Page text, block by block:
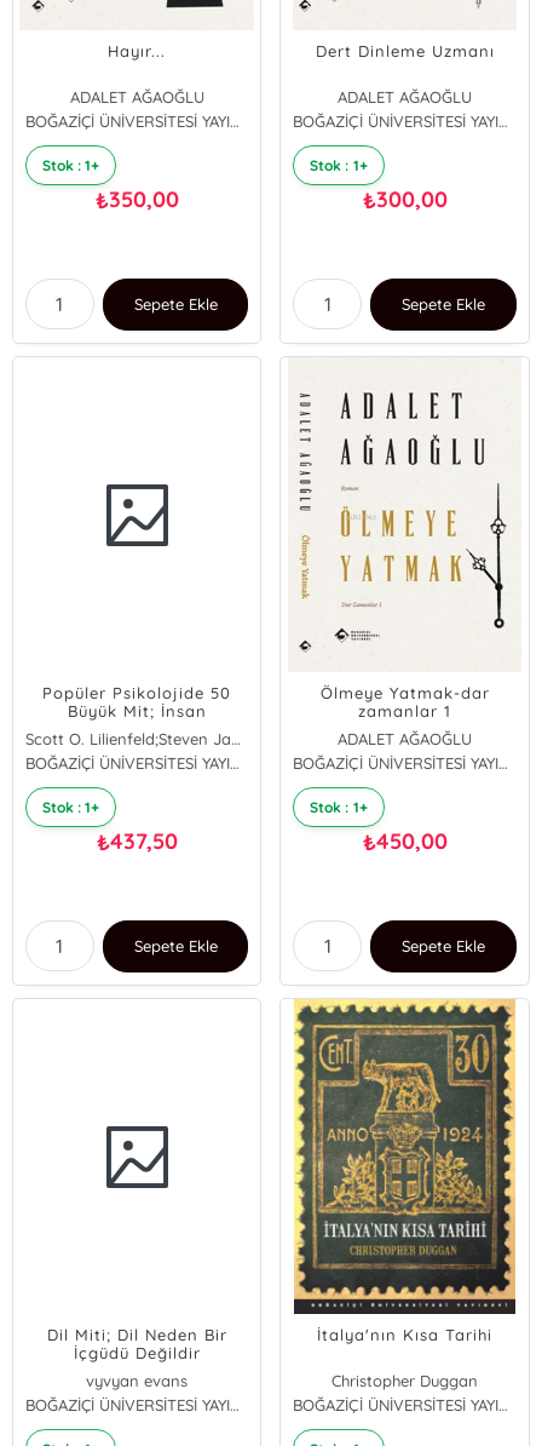
Hayır...
ADALET AĞAOĞLU
BOĞAZİÇİ ÜNİVERSİTESİ YAYINEVİ
Stok : 1+
₺350,00
Sepete Ekle
Dert Dinleme Uzmanı
ADALET AĞAOĞLU
BOĞAZİÇİ ÜNİVERSİTESİ YAYINEVİ
Stok : 1+
₺300,00
Sepete Ekle
Popüler Psikolojide 50
Büyük Mit; İnsan
Davranışı Hakkındaki
Yerleşik Yanılgıları Yıkmak
Scott O. Lilienfeld;Steven Jay Lynn;John Ruscio;Barry L. Beyerstein
BOĞAZİÇİ ÜNİVERSİTESİ YAYINEVİ
Stok : 1+
₺437,50
Sepete Ekle
Ölmeye Yatmak-dar
zamanlar 1
ADALET AĞAOĞLU
BOĞAZİÇİ ÜNİVERSİTESİ YAYINEVİ
Stok : 1+
₺450,00
Sepete Ekle
Dil Miti; Dil Neden Bir
İçgüdü Değildir
vyvyan evans
BOĞAZİÇİ ÜNİVERSİTESİ YAYINEVİ
İtalya'nın Kısa Tarihi
Christopher Duggan
BOĞAZİÇİ ÜNİVERSİTESİ YAYINEVİ